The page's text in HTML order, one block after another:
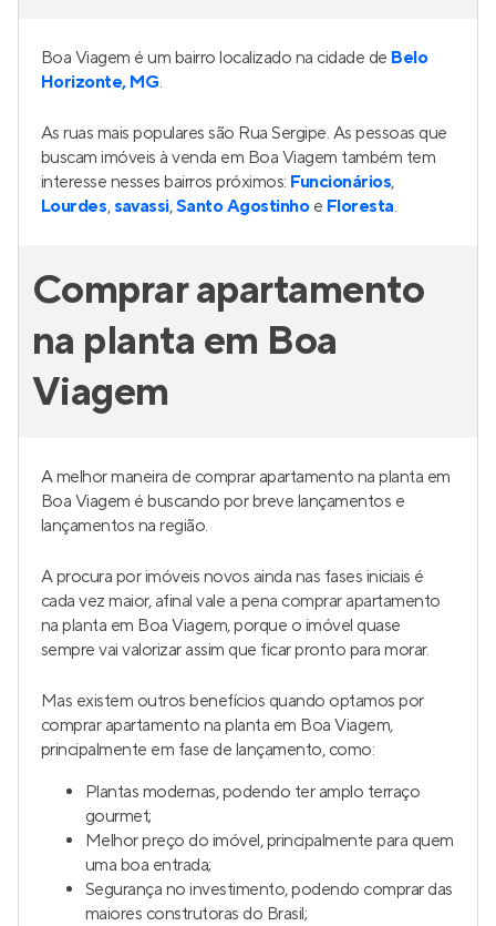
Boa Viagem é um bairro localizado na cidade de Belo
Horizonte, MG.
As ruas mais populares são Rua Sergipe. As pessoas que
buscam imóveis à venda em Boa Viagem também tem
interesse nesses bairros próximos: Funcionários,
Lourdes,savassi,Santo Agostinhoe Floresta.
Comprar apartamento
na planta em Boa
Viagem
A melhor maneira de comprar apartamento na planta em
Boa Viagem é buscando por breve lançamentos e
lançamentos na região.
A procura por imóveis novos ainda nas fases iniciais é
cada vez maior, afinal vale a pena comprar apartamento
na planta em Boa Viagem, porque o imóvel quase
sempre vai valorizar assim que ficar pronto para morar.
Mas existem outros benefícios quando optamos por
comprar apartamento na planta em Boa Viagem,
principalmente em fase de lançamento, como:
Plantas modernas, podendo ter amplo terraço
gourmet;
Melhor preço do imóvel, principalmente para quem
uma boa entrada;
Segurança no investimento, podendo comprar das
maiores construtoras do Brasil;